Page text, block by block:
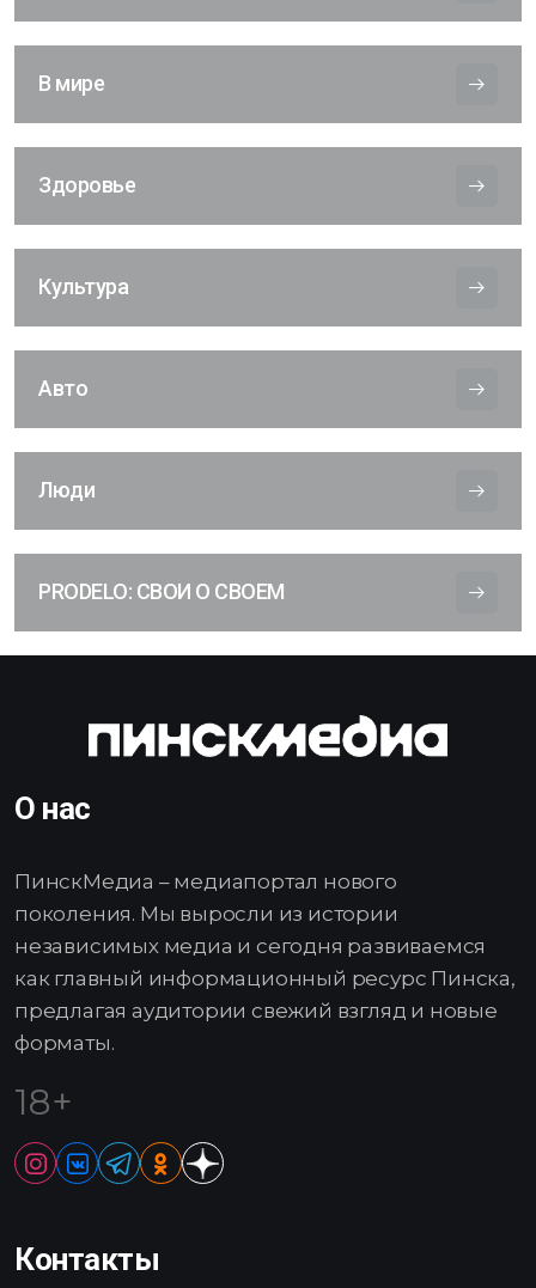
В мире
Здоровье
Культура
Авто
Люди
PRODELO: СВОИ О СВОЕМ
О нас
ПинскМедиа – медиапортал нового
поколения. Мы выросли из истории
независимых медиа и сегодня развиваемся
как главный информационный ресурс Пинска,
предлагая аудитории свежий взгляд и новые
форматы.
18+
Контакты